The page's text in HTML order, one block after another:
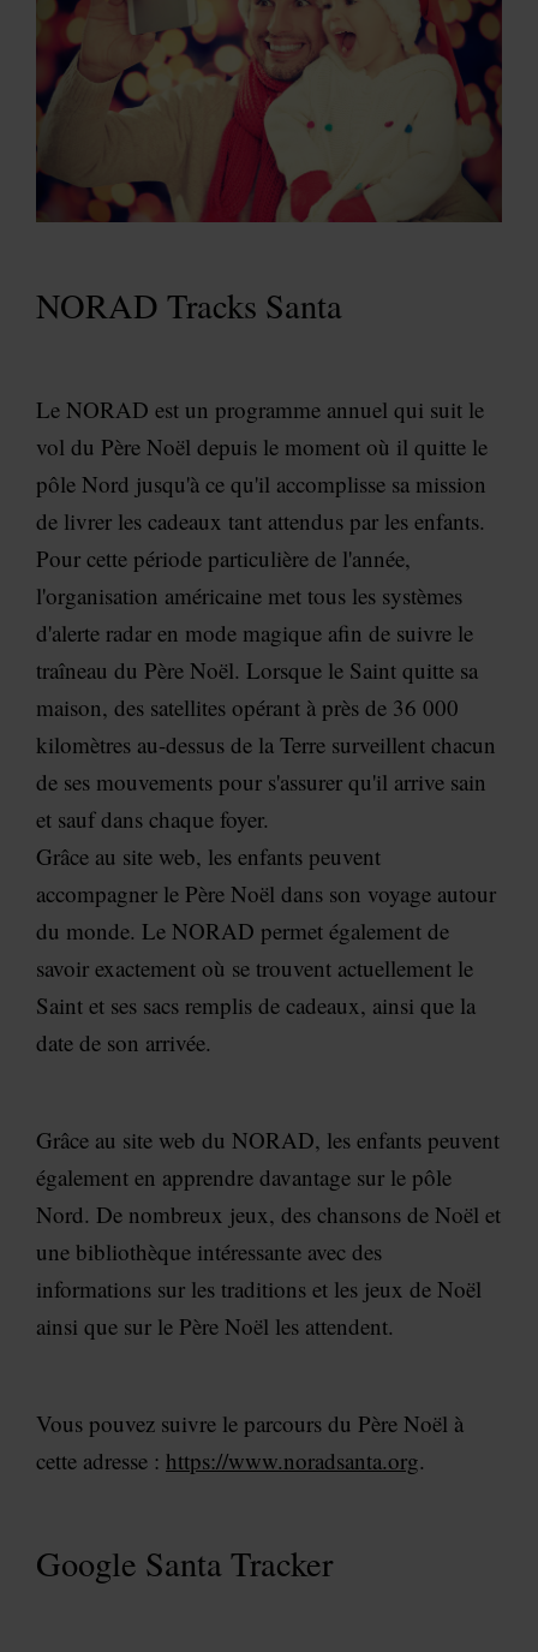
NORAD Tracks Santa
Le NORAD est un programme annuel qui suit le
vol du Père Noël depuis le moment où il quitte le
pôle Nord jusqu'à ce qu'il accomplisse sa mission
de livrer les cadeaux tant attendus par les enfants.
Pour cette période particulière de l'année,
l'organisation américaine met tous les systèmes
d'alerte radar en mode magique afin de suivre le
traîneau du Père Noël. Lorsque le Saint quitte sa
maison, des satellites opérant à près de 36 000
kilomètres au-dessus de la Terre surveillent chacun
de ses mouvements pour s'assurer qu'il arrive sain
et sauf dans chaque foyer.
Grâce au site web, les enfants peuvent
accompagner le Père Noël dans son voyage autour
du monde. Le NORAD permet également de
savoir exactement où se trouvent actuellement le
Saint et ses sacs remplis de cadeaux, ainsi que la
date de son arrivée.
Grâce au site web du NORAD, les enfants peuvent
également en apprendre davantage sur le pôle
Nord. De nombreux jeux, des chansons de Noël et
une bibliothèque intéressante avec des
informations sur les traditions et les jeux de Noël
ainsi que sur le Père Noël les attendent.
Vous pouvez suivre le parcours du Père Noël à
cette adresse : https://www.noradsanta.org.
Google Santa Tracker